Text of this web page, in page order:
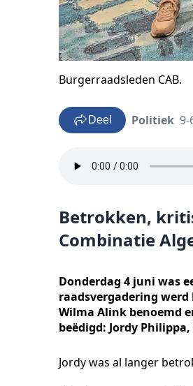
Burgerraadsleden CAB.
Deel Politiek 9-
Betrokken,
Combinatie
Donderdag 4 juni was
raadsvergadering
Wilma Alink benoemd
beëdigd: Jordy
Jordy was al langer